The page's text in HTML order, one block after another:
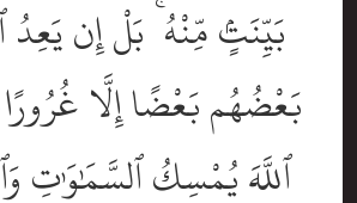
بَيِّنَتٍۢ مِّنْهُ ۚ بَلْ إِن
بَعْضُهُم بَعْضًا إِلَّا غُرُورًا
ٱللَّهَ يُمْسِكُ ٱلسَّمَٰوَٰتِ